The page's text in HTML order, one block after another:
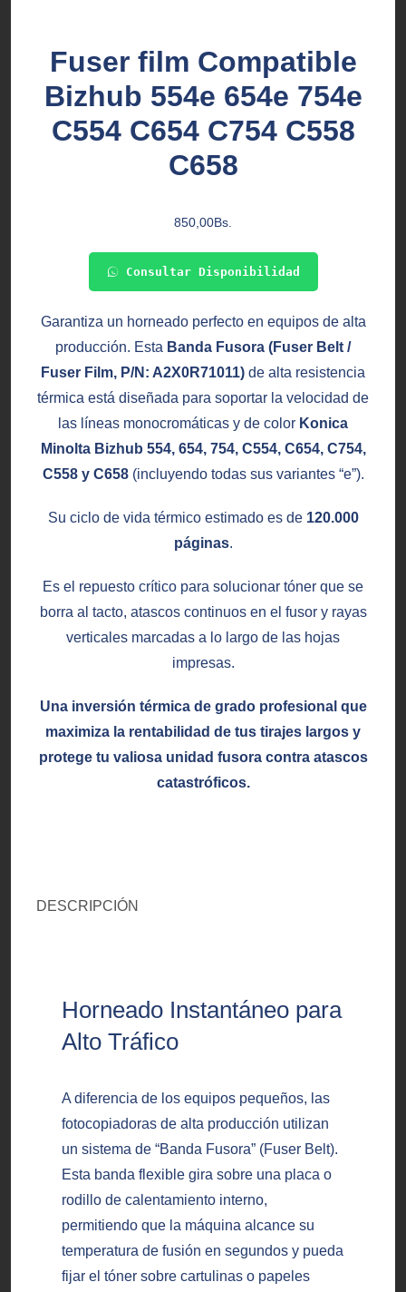
Fuser film Compatible
Bizhub 554e 654e 754e
C554 C654 C754 C558
C658
850,00Bs.
Consultar Disponibilidad
Garantiza un horneado perfecto en equipos de alta
producción. Esta Banda Fusora (Fuser Belt /
Fuser Film, P/N: A2X0R71011) de alta resistencia
térmica está diseñada para soportar la velocidad de
las líneas monocromáticas y de color Konica
Minolta Bizhub 554, 654, 754, C554, C654, C754,
C558 y C658(incluyendo todas sus variantes “e”).
Su ciclo de vida térmico estimado es de 120.000
páginas.
Es el repuesto crítico para solucionar tóner que se
borra al tacto, atascos continuos en el fusor y rayas
verticales marcadas a lo largo de las hojas
impresas.
Una inversión térmica de grado profesional que
maximiza la rentabilidad de tus tirajes largos y
protege tu valiosa unidad fusora contra atascos
catastróficos.
DESCRIPCIÓN
Horneado Instantáneo para
Alto Tráfico
A diferencia de los equipos pequeños, las
fotocopiadoras de alta producción utilizan
un sistema de “Banda Fusora” (Fuser Belt).
Esta banda flexible gira sobre una placa o
rodillo de calentamiento interno,
permitiendo que la máquina alcance su
temperatura de fusión en segundos y pueda
fijar el tóner sobre cartulinas o papeles